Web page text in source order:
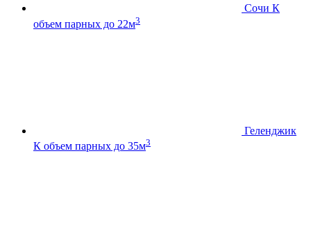
Сочи К
объем парных до 22м3
Геленджик
К объем парных до 35м3